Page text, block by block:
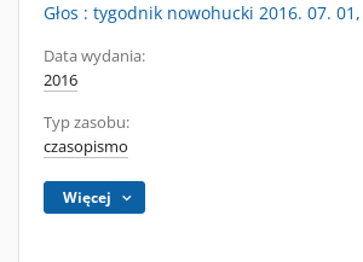
Głos : tygodnik nowohucki 2016. 07.
Data wydania:
2016
Typ zasobu:
czasopismo
Więcej